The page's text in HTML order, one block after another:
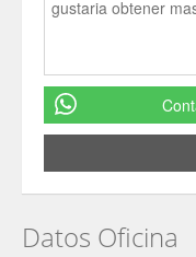
Datos Oficina